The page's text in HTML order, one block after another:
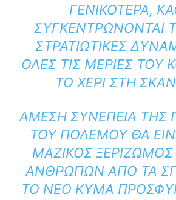
ΕΝΙΚΌΤΕΡΑ,
ΥΓΚΕΝΤΡΏΝΟΝΤΑΙ
ΤΡΑΤΙΩΤΙΚΈΣ
ΛΕΣ ΤΙΣ ΜΕΡΙΈΣ ΤΟΥ
Ο ΧΈΡΙ ΣΤΗ
ΆΜΕΣΗ ΣΥΝΈΠΕΙΑ ΤΗΣ
ΤΟΥ ΠΟΛΈΜΟΥ ΘΑ
ΜΑΖΙΚΌΣ ΞΕΡΙΖΩΜΌΣ
ΑΝΘΡΏΠΩΝ ΑΠΌ ΤΑ
ΤΟ ΝΈΟ ΚΎΜΑ